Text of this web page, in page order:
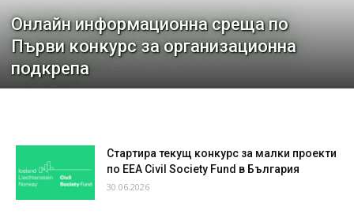
Онлайн информационна среща по
Първи конкурс за организационна
подкрепа
Стартира текущ конкурс за малки проекти
по EEA Civil Society Fund в България
30.06.2026